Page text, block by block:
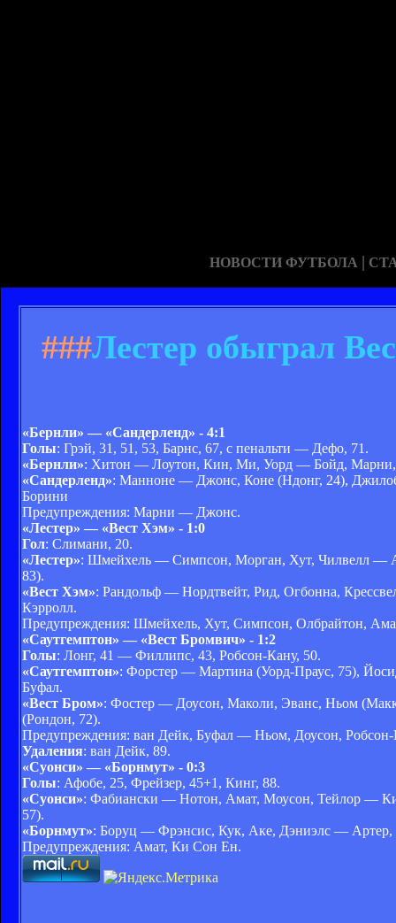
НОВОСТИ ФУТБОЛА |
###Лестер обыграл
«Бернли» — «Сандерленд» - 4:1
Голы: Грэй, 31, 51, 53, Барнс, 67, с пенальти — Дефо, 71.
«Бернли»: Хитон — Лоутон, Кин, Ми, Уорд — Бойд, Марни,
«Сандерленд»: Манноне — Джонс, Коне (Ндонг, 24),
Борини
Предупреждения: Марни — Джонс.
«Лестер» — «Вест Хэм» - 1:0
Гол: Слимани, 20.
«Лестер»: Шмейхель — Симпсон, Морган, Хут, Чилвелл —
83).
«Вест Хэм»: Рандольф — Нордтвейт, Рид, Огбонна,
Кэрролл.
Предупреждения: Шмейхель, Хут, Симпсон, Олбрайтон,
«Саутгемптон» — «Вест Бромвич» - 1:2
Голы: Лонг, 41 — Филлипс, 43, Робсон-Кану, 50.
«Саутгемптон»: Форстер — Мартина (Уорд-Праус, 75),
Буфал.
«Вест Бром»: Фостер — Доусон, Маколи, Эванс, Ньом
(Рондон, 72).
Предупреждения: ван Дейк, Буфал — Ньом, Доусон, Робсон-
Удаления: ван Дейк, 89.
«Суонси» — «Борнмут» - 0:3
Голы: Афобе, 25, Фрейзер, 45+1, Кинг, 88.
«Суонси»: Фабиански — Нотон, Амат, Моусон, Тейлор —
57).
«Борнмут»: Боруц — Фрэнсис, Кук, Аке, Дэниэлс —
Предупреждения: Амат, Ки Сон Ен.